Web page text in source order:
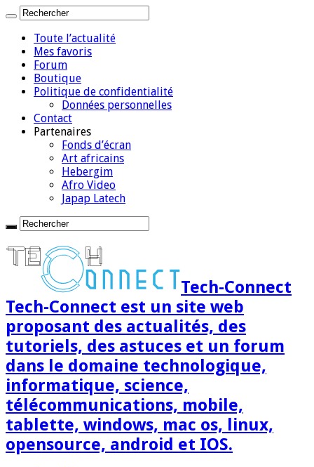
Toute l’actualité
Mes favoris
Forum
Boutique
Politique de confidentialité
Données personnelles
Contact
Partenaires
Fonds d’écran
Art africains
Hebergim
Afro Video
Japap Latech
Tech-Connect
Tech-Connect est un site web
proposant des actualités, des
tutoriels, des astuces et un forum
dans le domaine technologique,
informatique, science,
télécommunications, mobile,
tablette, windows, mac os, linux,
opensource, android et IOS.